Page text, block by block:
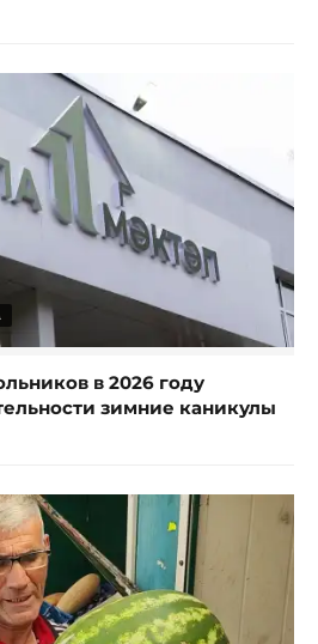
в 2026 году
зимние каникулы